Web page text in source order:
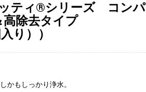
ティ®シリーズ コンパ
除去タイプ
り））
かもしっかり浄水。